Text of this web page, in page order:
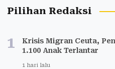
Pilihan Redaksi
1
Krisis Migran Ceuta,
1.100 Anak Terlantar
1 hari lalu